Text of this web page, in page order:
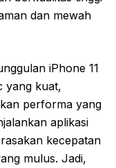
dan mewah
iPhone 11
yang kuat,
performa yang
aplikasi
kecepatan
mulus. Jadi,